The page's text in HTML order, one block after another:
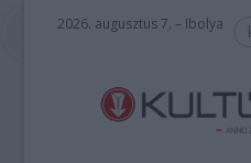
2026. augusztus 7. – Ibolya